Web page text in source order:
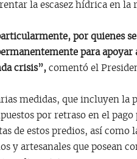
la escasez hídrica en la
por quienes
para apoyar
crisis”, comentó el
medidas, que incluyen la
por retraso en el pago
de estos predios, así como
y artesanales que posean